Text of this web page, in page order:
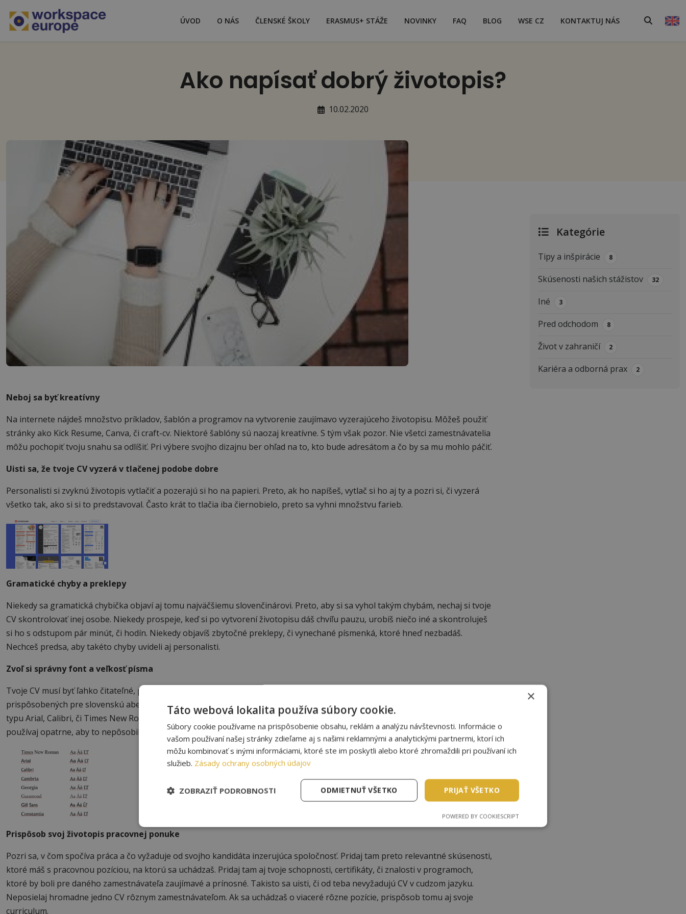
ÚVOD O NÁS ČLENSKÉ ŠKOLY ERASMUS+ STÁŽE NOVINKY FAQ BLOG WSE CZ KONTAKTUJ NÁS
Ako napísať dobrý životopis?
10.02.2020
Neboj sa byť kreatívny
Na internete nájdeš množstvo príkladov, šablón a programov na vytvorenie zaujímavo vyzerajúceho životopisu. Môžeš použiť
stránky ako Kick Resume, Canva, či craft-cv. Niektoré šablóny sú naozaj kreatívne. S tým však pozor. Nie všetci zamestnávatelia
môžu pochopiť tvoju snahu sa odlíšiť. Pri výbere svojho dizajnu ber ohľad na to, kto bude adresátom a čo by sa mu mohlo páčiť.
Uisti sa, že tvoje CV vyzerá v tlačenej podobe dobre
Personalisti si zvyknú životopis vytlačiť a pozerajú si ho na papieri. Preto, ak ho napíšeš, vytlač si ho aj ty a pozri si, či vyzerá
všetko tak, ako si si to predstavoval. Často krát to tlačia iba čiernobielo, preto sa vyhni množstvu farieb.
Gramatické chyby a preklepy
Niekedy sa gramatická chybička objaví aj tomu najväčšiemu slovenčinárovi. Preto, aby si sa vyhol takým chybám, nechaj si tvoje
CV skontrolovať inej osobe. Niekedy prospeje, keď si po vytvorení životopisu dáš chvíľu pauzu, urobíš niečo iné a skontroluješ
si ho s odstupom pár minút, či hodín. Niekedy objavíš zbytočné preklepy, či vynechané písmenká, ktoré hneď nezbadáš.
Nechceš predsa, aby takéto chyby uvideli aj personalisti.
Zvoľ si správny font a veľkosť písma
Tvoje CV musí byť ľahko čitateľné, preto si zvoľ font, ktorý nepôsobí veľmi rušivo. Takisto, množstvo fontov nie je
prispôsobených pre slovenskú abecedu, preto si daj pozor, aby všetky písmená vyzerali tak, ako by mali. Najlepšie písma sú
typu Arial, Calibri, či Times New Roman. Rozlišuj nadpisy, podnadpisy a obyčajný text. Tučné písmo, kurzívu a podčiarknutie
používaj opatrne, aby to nepôsobilo veľmi rušivo.
Prispôsob svoj životopis pracovnej ponuke
Pozri sa, v čom spočíva práca a čo vyžaduje od svojho kandidáta inzerujúca spoločnosť. Pridaj tam preto relevantné skúsenosti,
ktoré máš s pracovnou pozíciou, na ktorú sa uchádzaš. Pridaj tam aj tvoje schopnosti, certifikáty, či znalosti v programoch,
ktoré by boli pre daného zamestnávateľa zaujímavé a prínosné. Takisto sa uisti, či od teba nevyžadujú CV v cudzom jazyku.
Neposielaj hromadne jedno CV rôznym zamestnávateľom. Ak sa uchádzaš o viaceré rôzne pozície, prispôsob tomu aj svoje
curriculum.
Kategórie
Tipy a inšpirácie 8
Skúsenosti našich stážistov 32
Iné 3
Pred odchodom 8
Život v zahraničí 2
Kariéra a odborná prax 2
×
Táto webová lokalita používa súbory cookie.
Súbory cookie používame na prispôsobenie obsahu, reklám a analýzu návštevnosti. Informácie o
vašom používaní našej stránky zdieľame aj s našimi reklamnými a analytickými partnermi, ktorí ich
môžu kombinovať s inými informáciami, ktoré ste im poskytli alebo ktoré zhromaždili pri používaní ich
služieb. Zásady ochrany osobných údajov
PRIJAŤ VŠETKO
ODMIETNUŤ VŠETKO
ZOBRAZIŤ PODROBNOSTI
POWERED BY COOKIESCRIPT